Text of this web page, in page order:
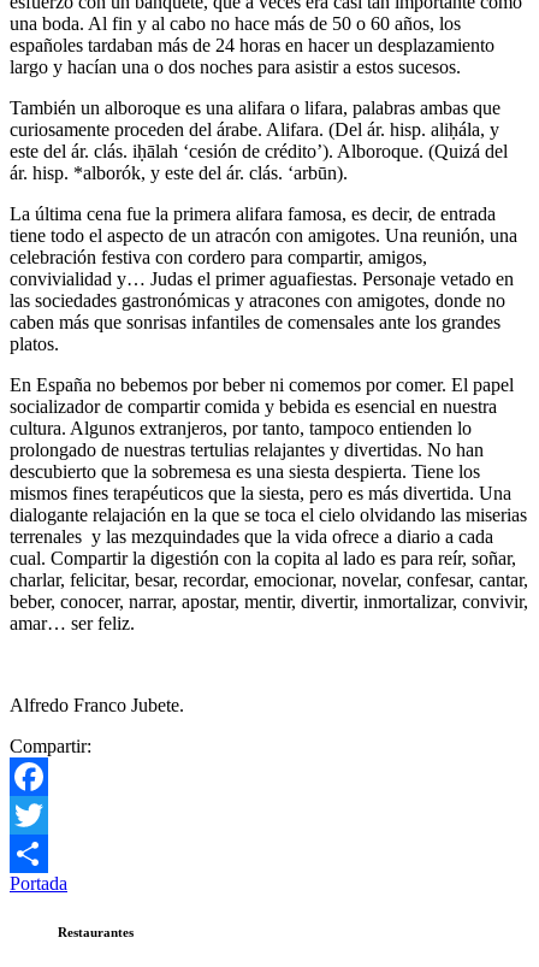
una boda. Al fin y al cabo no hace más de 50 o 60 años, los
españoles tardaban más de 24 horas en hacer un desplazamiento
largo y hacían una o dos noches para asistir a estos sucesos.
También un alboroque es una alifara o lifara, palabras ambas que
curiosamente proceden del árabe. Alifara. (Del ár. hisp. aliḥála, y
este del ár. clás. iḥālah ‘cesión de crédito’). Alboroque. (Quizá del
ár. hisp. *alborók, y este del ár. clás. ‘arbūn).
La última cena fue la primera alifara famosa, es decir, de entrada
tiene todo el aspecto de un atracón con amigotes. Una reunión, una
celebración festiva con cordero para compartir, amigos,
convivialidad y… Judas el primer aguafiestas. Personaje vetado en
las sociedades gastronómicas y atracones con amigotes, donde no
caben más que sonrisas infantiles de comensales ante los grandes
platos.
En España no bebemos por beber ni comemos por comer. El papel
socializador de compartir comida y bebida es esencial en nuestra
cultura. Algunos extranjeros, por tanto, tampoco entienden lo
prolongado de nuestras tertulias relajantes y divertidas. No han
descubierto que la sobremesa es una siesta despierta. Tiene los
mismos fines terapéuticos que la siesta, pero es más divertida. Una
dialogante relajación en la que se toca el cielo olvidando las miserias
terrenales y las mezquindades que la vida ofrece a diario a cada
cual. Compartir la digestión con la copita al lado es para reír, soñar,
charlar, felicitar, besar, recordar, emocionar, novelar, confesar, cantar,
beber, conocer, narrar, apostar, mentir, divertir, inmortalizar, convivir,
amar… ser feliz.
Alfredo Franco Jubete.
Compartir:
Facebook
Twitter
Compartir
Portada
Restaurantes